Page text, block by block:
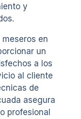
y
en
un
a los
al cliente
de
asegura
profesional